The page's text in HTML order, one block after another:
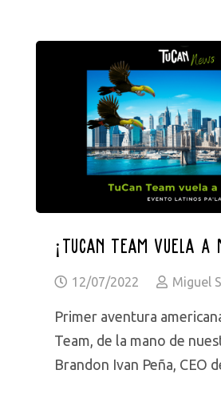
¡TuCan Team Vuela A
12/07/2022 Miguel
Primer aventura
Team, de la mano de
Brandon Ivan Peña, CEO